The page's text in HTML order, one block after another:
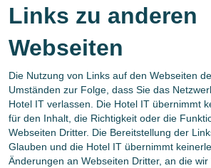
Links zu anderen
Webseiten
Die Nutzung von Links auf den Webseiten
Umständen zur Folge, dass Sie das
Hotel IT verlassen. Die Hotel IT übernimmt
für den Inhalt, die Richtigkeit oder die
Webseiten Dritter. Die Bereitstellung der
Glauben und die Hotel IT übernimmt
Änderungen an Webseiten Dritter, an die